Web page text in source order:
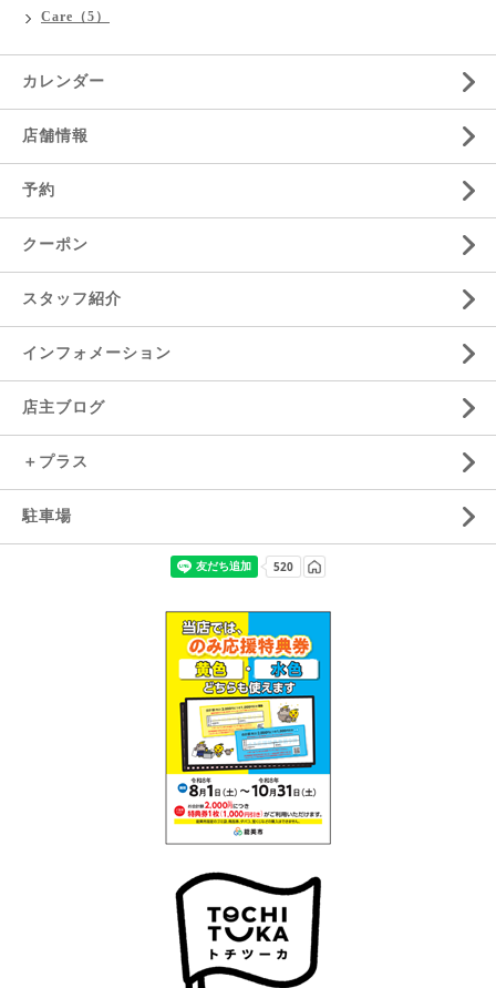
Care（5）
カレンダー
店舗情報
予約
クーポン
スタッフ紹介
インフォメーション
店主ブログ
＋プラス
駐車場